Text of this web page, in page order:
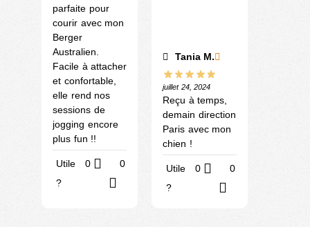
parfaite pour
courir avec mon
Berger
Australien.
Facile à attacher
et confortable,
elle rend nos
sessions de
jogging encore
plus fun !!
Utile
?
0 0
Tania M.
juillet 24, 2024
Reçu à temps,
demain direction
Paris avec mon
chien !
Utile
?
0 0